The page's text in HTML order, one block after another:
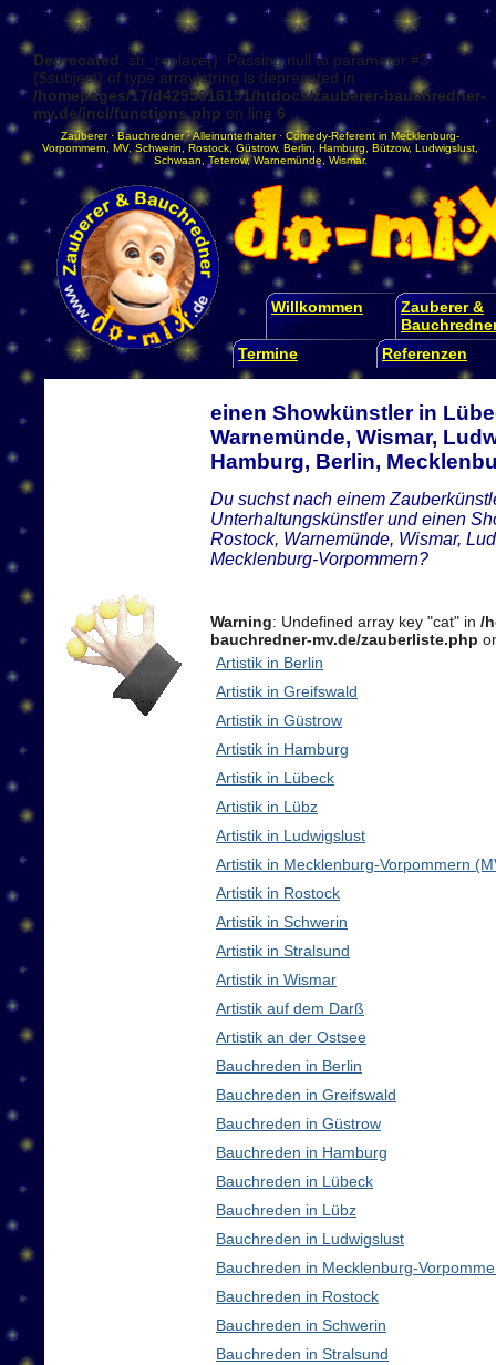
Deprecated: str_replace(): Passing null to parameter #3
($subject) of type array|string is deprecated in
/homepages/17/d4295016151/htdocs/zauberer-bauchredner-
mv.de/incl/functions.php on line 6
Zauberer·Bauchredner·Alleinunterhalter· Comedy-Referent in Mecklenburg-
Vorpommern
MV, Schwerin Rostock Güstrow, Berlin Hamburg Bützow, Ludwigslust
Schwaan ,Teterow,Warnemünde Wismar.
Willkommen
Zauberer &
Termine
Referenzen
einen Showkünstler in
Warnemünde, Wismar,
Hamburg, Berlin,
Du suchst nach einem
Unterhaltungskünstler und einen
Rostock, Warnemünde, Wismar,
Mecklenburg-Vorpommern?
Warning: Undefined array key "cat" in /
bauchredner-mv.de/zauberliste.php
Artistik in Berlin
Artistik in Greifswald
Artistik in Güstrow
Artistik in Hamburg
Artistik in Lübeck
Artistik in Lübz
Artistik in Ludwigslust
Artistik in Mecklenburg-Vorpommern
Artistik in Rostock
Artistik in Schwerin
Artistik in Stralsund
Artistik in Wismar
Artistik auf dem Darß
Artistik an der Ostsee
Bauchreden in Berlin
Bauchreden in Greifswald
Bauchreden in Güstrow
Bauchreden in Hamburg
Bauchreden in Lübeck
Bauchreden in Lübz
Bauchreden in Ludwigslust
Bauchreden in Mecklenburg-
Bauchreden in Rostock
Bauchreden in Schwerin
Bauchreden in Stralsund